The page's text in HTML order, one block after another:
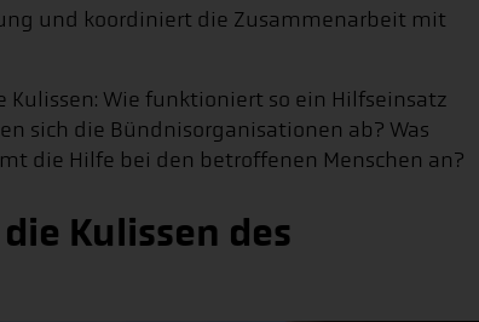
und koordiniert die Zusammenarbeit mit
Wie funktioniert so ein Hilfseinsatz
sich die Bündnisorganisationen ab? Was
die Hilfe bei den betroffenen Menschen an?
Kulissen des